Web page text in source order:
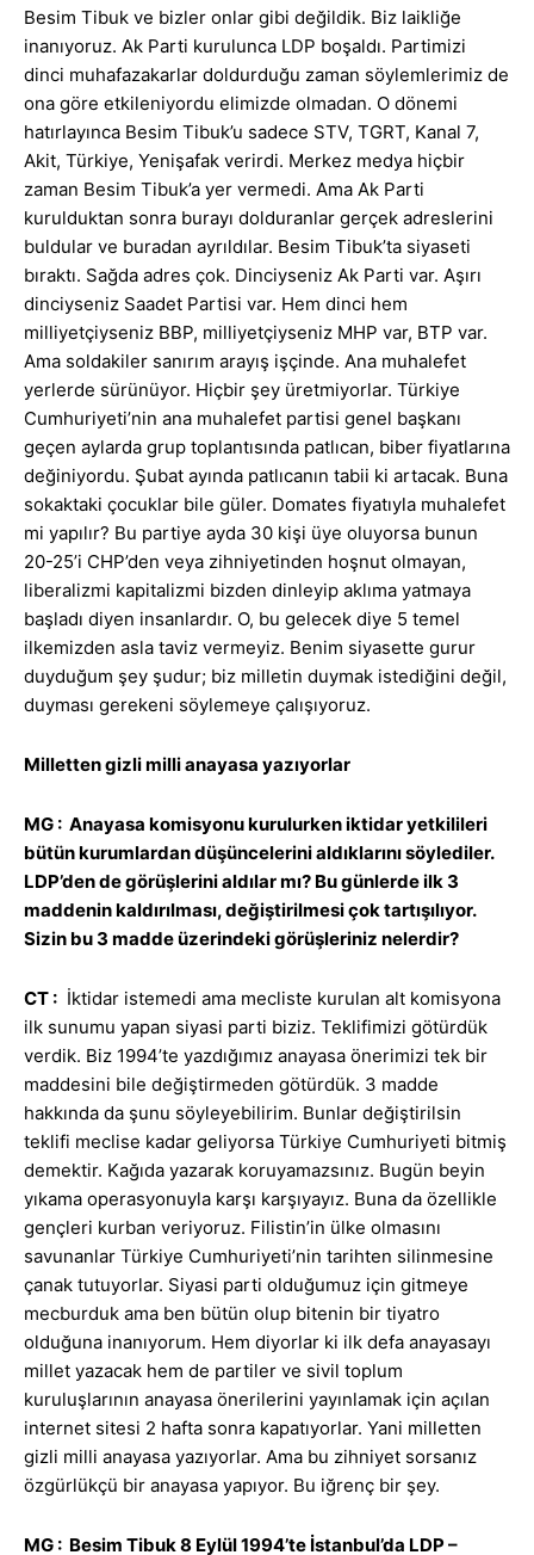
Besim Tibuk ve bizler onlar gibi değildik. Biz laikliğe
inanıyoruz. Ak Parti kurulunca LDP boşaldı. Partimizi
dinci muhafazakarlar doldurduğu zaman söylemlerimiz de
ona göre etkileniyordu elimizde olmadan. O dönemi
hatırlayınca Besim Tibuk’u sadece STV, TGRT, Kanal 7,
Akit, Türkiye, Yenişafak verirdi. Merkez medya hiçbir
zaman Besim Tibuk’a yer vermedi. Ama Ak Parti
kurulduktan sonra burayı dolduranlar gerçek adreslerini
buldular ve buradan ayrıldılar. Besim Tibuk’ta siyaseti
bıraktı. Sağda adres çok. Dinciyseniz Ak Parti var. Aşırı
dinciyseniz Saadet Partisi var. Hem dinci hem
milliyetçiyseniz BBP, milliyetçiyseniz MHP var, BTP var.
Ama soldakiler sanırım arayış işçinde. Ana muhalefet
yerlerde sürünüyor. Hiçbir şey üretmiyorlar. Türkiye
Cumhuriyeti’nin ana muhalefet partisi genel başkanı
geçen aylarda grup toplantısında patlıcan, biber fiyatlarına
değiniyordu. Şubat ayında patlıcanın tabii ki artacak. Buna
sokaktaki çocuklar bile güler. Domates fiyatıyla muhalefet
mi yapılır? Bu partiye ayda 30 kişi üye oluyorsa bunun
20-25’i CHP’den veya zihniyetinden hoşnut olmayan,
liberalizmi kapitalizmi bizden dinleyip aklıma yatmaya
başladı diyen insanlardır. O, bu gelecek diye 5 temel
ilkemizden asla taviz vermeyiz. Benim siyasette gurur
duyduğum şey şudur; biz milletin duymak istediğini değil,
duyması gerekeni söylemeye çalışıyoruz.
Milletten gizli milli anayasa yazıyorlar
MG : Anayasa komisyonu kurulurken iktidar yetkilileri
bütün kurumlardan düşüncelerini aldıklarını söylediler.
LDP’den de görüşlerini aldılar mı? Bu günlerde ilk 3
maddenin kaldırılması, değiştirilmesi çok tartışılıyor.
Sizin bu 3 madde üzerindeki görüşleriniz nelerdir?
CT : İktidar istemedi ama mecliste kurulan alt komisyona
ilk sunumu yapan siyasi parti biziz. Teklifimizi götürdük
verdik. Biz 1994’te yazdığımız anayasa önerimizi tek bir
maddesini bile değiştirmeden götürdük. 3 madde
hakkında da şunu söyleyebilirim. Bunlar değiştirilsin
teklifi meclise kadar geliyorsa Türkiye Cumhuriyeti bitmiş
demektir. Kağıda yazarak koruyamazsınız. Bugün beyin
yıkama operasyonuyla karşı karşıyayız. Buna da özellikle
gençleri kurban veriyoruz. Filistin’in ülke olmasını
savunanlar Türkiye Cumhuriyeti’nin tarihten silinmesine
çanak tutuyorlar. Siyasi parti olduğumuz için gitmeye
mecburduk ama ben bütün olup bitenin bir tiyatro
olduğuna inanıyorum. Hem diyorlar ki ilk defa anayasayı
millet yazacak hem de partiler ve sivil toplum
kuruluşlarının anayasa önerilerini yayınlamak için açılan
internet sitesi 2 hafta sonra kapatıyorlar. Yani milletten
gizli milli anayasa yazıyorlar. Ama bu zihniyet sorsanız
özgürlükçü bir anayasa yapıyor. Bu iğrenç bir şey.
MG : Besim Tibuk 8 Eylül 1994’te İstanbul’da LDP –